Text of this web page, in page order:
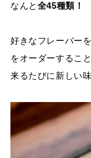
なんと 全45種類！
好きなフレーバー
をオーダーするこ
来るたびに新しい